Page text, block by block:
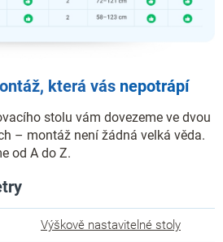
která vás nepotrápí
stolu vám dovezeme ve dvou
– montáž není žádná velká věda.
od A do Z.
Výškově nastavitelné stoly